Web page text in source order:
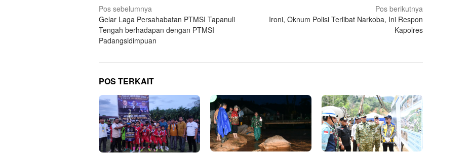
Navigasi
pos
Pos sebelumnya
Gelar Laga Persahabatan PTMSI Tapanuli
Tengah berhadapan dengan PTMSI
Padangsidimpuan
Pos berikutnya
Ironi, Oknum Polisi Terlibat Narkoba, Ini Respon
Kapolres
POS TERKAIT